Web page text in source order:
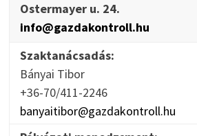
Ostermayer u. 24.
info@gazdakontroll.hu
Szaktanácsadás:
Bányai Tibor
+36-70/411-2246
banyaitibor@gazdakontroll.hu